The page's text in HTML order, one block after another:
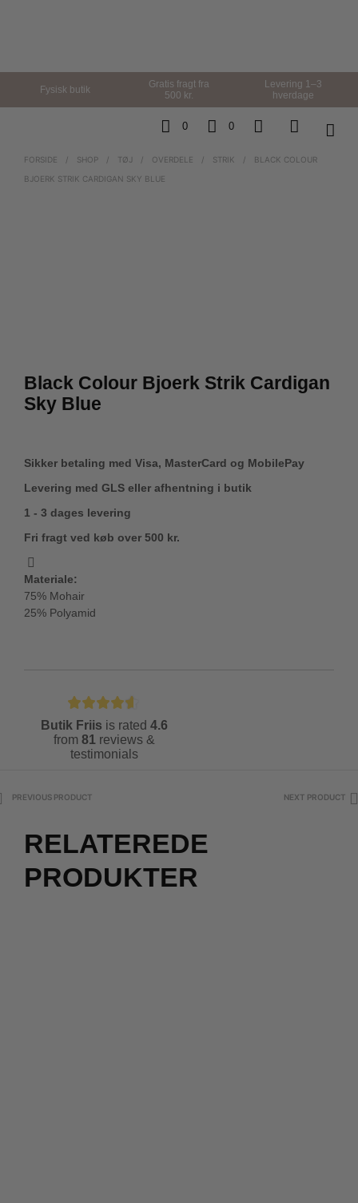
Fysisk butik
Gratis fragt fra
500 kr.
Levering 1–3
hverdage
0 0
FORSIDE / SHOP / TØJ / OVERDELE / STRIK /
BLACK COLOUR
BJOERK STRIK CARDIGAN SKY BLUE
Black Colour Bjoerk Strik Cardigan
Sky Blue
Sikker betaling med Visa, MasterCard og MobilePay
Levering med GLS eller afhentning i butik
1 - 3 dages levering
Fri fragt ved køb over 500 kr.
Materiale:
75% Mohair
25% Polyamid
Butik Friis is rated 4.6
from 81 reviews &
testimonials
PREVIOUS PRODUCT NEXT PRODUCT
RELATEREDE
PRODUKTER